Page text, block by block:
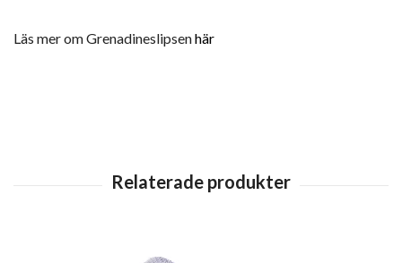
Läs mer om Grenadineslipsenhär